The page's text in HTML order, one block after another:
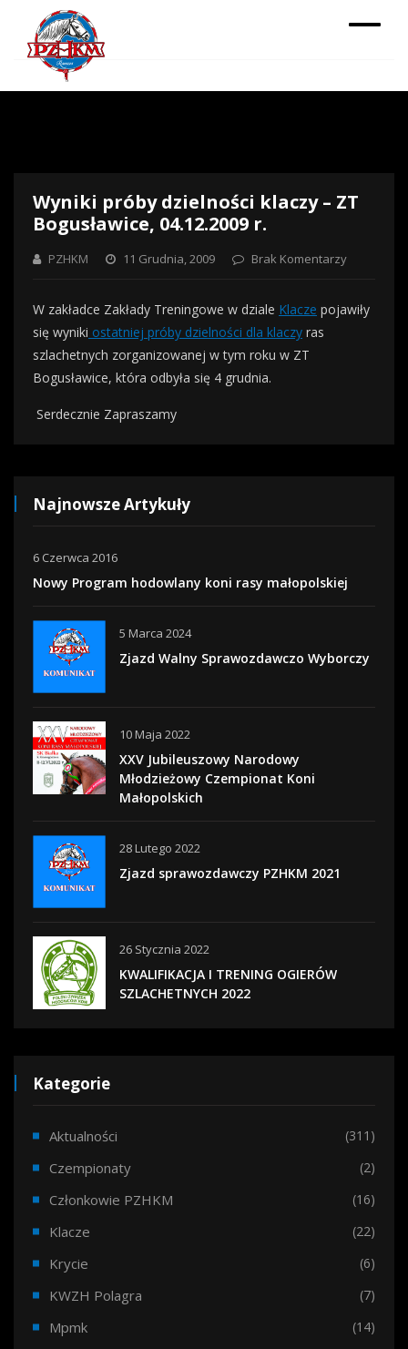
Wyniki próby dzielności klaczy – ZT
Bogusławice, 04.12.2009 r.
PZHKM 11 Grudnia, 2009 Brak Komentarzy
W zakładce Zakłady Treningowe w dziale Klacze pojawiły
się wyniki ostatniej próby dzielności dla klaczy ras
szlachetnych zorganizowanej w tym roku w ZT
Bogusławice, która odbyła się 4 grudnia.
Serdecznie Zapraszamy
Najnowsze Artykuły
6 Czerwca 2016
Nowy Program hodowlany koni rasy małopolskiej
5 Marca 2024
Zjazd Walny Sprawozdawczo Wyborczy
10 Maja 2022
XXV Jubileuszowy Narodowy
Młodzieżowy Czempionat Koni
Małopolskich
28 Lutego 2022
Zjazd sprawozdawczy PZHKM 2021
26 Stycznia 2022
KWALIFIKACJA I TRENING OGIERÓW
SZLACHETNYCH 2022
Kategorie
Aktualności (311)
Czempionaty (2)
Członkowie PZHKM (16)
Klacze (22)
Krycie (6)
KWZH Polagra (7)
Mpmk (14)